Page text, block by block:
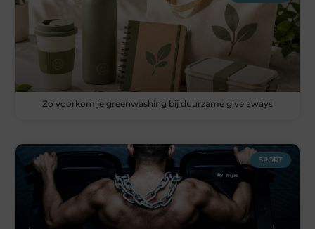
Zo voorkom je greenwashing bij duurzame give aways
SPORT